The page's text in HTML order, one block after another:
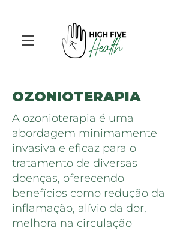
OZONIOTERAPIA
A ozonioterapia é uma
abordagem minimamente
invasiva e eficaz para o
tratamento de diversas
doenças, oferecendo
benefícios como redução da
inflamação, alívio da dor,
melhora na circulação